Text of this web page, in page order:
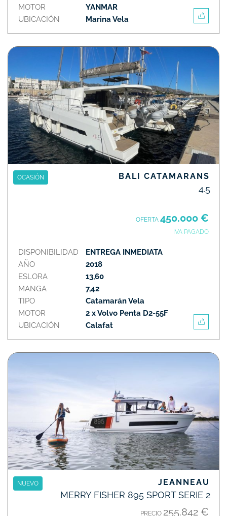
MOTOR
UBICACIÓN
YANMAR
Marina Vela
OCASIÓN BALI CATAMARANS
4.5
OFERTA 450.000 €
IVA PAGADO
DISPONIBILIDAD
AÑO
ESLORA
MANGA
TIPO
MOTOR
UBICACIÓN
ENTREGA INMEDIATA
2018
13,60
7,42
Catamarán Vela
2 x Volvo Penta D2-55F
Calafat
NUEVO JEANNEAU
MERRY FISHER 895 SPORT SERIE 2
PRECIO 255.842 €